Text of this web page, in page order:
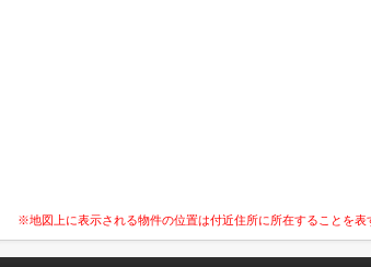
※地図上に表示される物件の位置は付近住所に所在することを